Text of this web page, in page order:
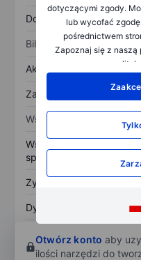
dotyczącymi zgody.
lub wycofać
pośrednictwem
Zapoznaj się z
polityką
Dochód netto
Bilans
Aktywa ogółem
Zadłużenie ogółem
Wskaźniki
Współczynnik cena do
sprzedaży
Zysk na akcję
Dywidenda na akcję
własnego
Otwórz konto aby
ilości narzędzi do